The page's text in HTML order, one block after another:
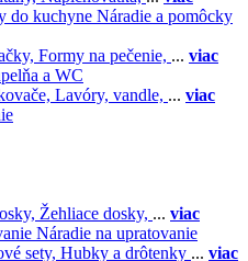
Náradie a pomôcky
Formy na pečenie, ... viac
a WC
Lavóry, vandle, ... viac
Žehliace dosky, ... viac
Náradie na upratovanie
sety, Hubky a drôtenky ... viac